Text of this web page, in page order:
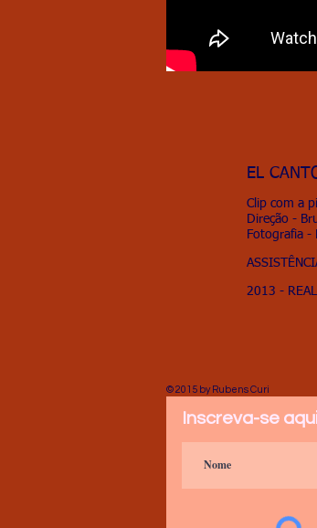
EL
Clip com a
Direção -
Fotografia -
2013 -
© 2015 by Rubens Curi
Inscreva-se